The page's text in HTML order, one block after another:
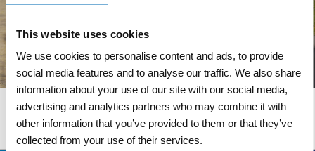
This website uses cookies
We use cookies to personalise content and ads, to provide
social media features and to analyse our traffic. We also share
information about your use of our site with our social media,
advertising and analytics partners who may combine it with
other information that you’ve provided to them or that they’ve
collected from your use of their services.